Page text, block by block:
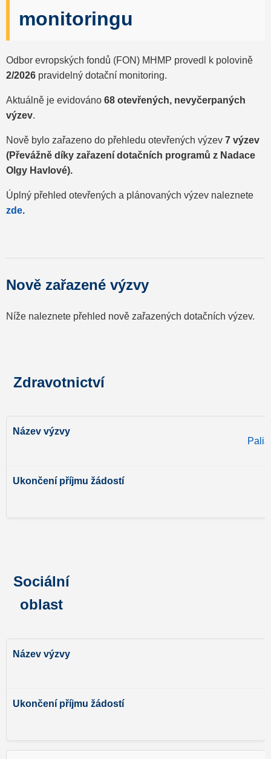
monitoringu
Odbor evropských fondů (FON) MHMP provedl k polovině
2/2026 pravidelný dotační monitoring.
Aktuálně je evidováno 68 otevřených, nevyčerpaných
výzev.
Nově bylo zařazeno do přehledu otevřených výzev 7 výzev
(Převážně díky zařazení dotačních programů z Nadace
Olgy Havlové).
Úplný přehled otevřených a plánovaných výzev naleznete
zde.
Nově zařazené výzvy
Níže naleznete přehled nově zařazených dotačních výzev.
Zdravotnictví
Sociální
oblast